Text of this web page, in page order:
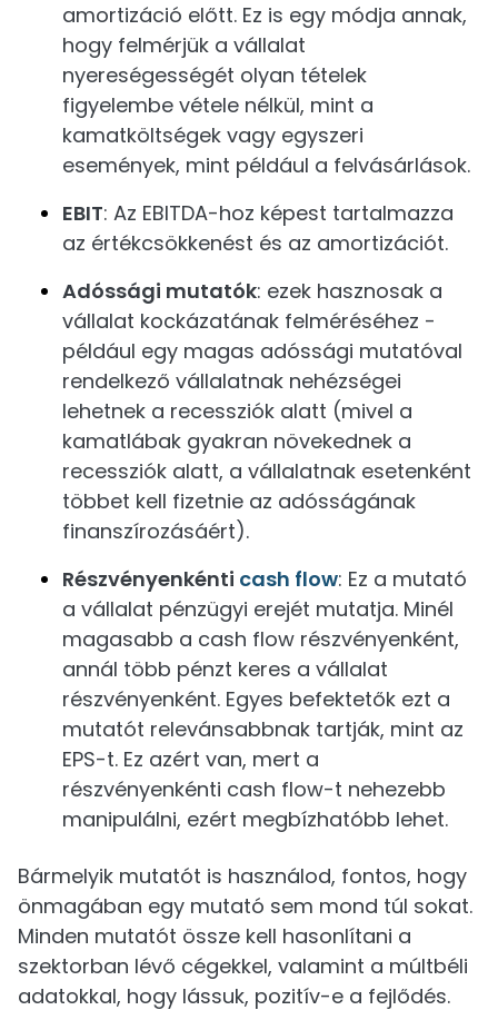
amortizáció előtt. Ez is egy módja annak,
hogy felmérjük a vállalat
nyereségességét olyan tételek
figyelembe vétele nélkül, mint a
kamatköltségek vagy egyszeri
események, mint például a felvásárlások.
EBIT: Az EBITDA-hoz képest tartalmazza
az értékcsökkenést és az amortizációt.
Adóssági mutatók: ezek hasznosak a
vállalat kockázatának felméréséhez -
például egy magas adóssági mutatóval
rendelkező vállalatnak nehézségei
lehetnek a recessziók alatt (mivel a
kamatlábak gyakran növekednek a
recessziók alatt, a vállalatnak esetenként
többet kell fizetnie az adósságának
finanszírozásáért).
Részvényenkénti cash flow: Ez a mutató
a vállalat pénzügyi erejét mutatja. Minél
magasabb a cash flow részvényenként,
annál több pénzt keres a vállalat
részvényenként. Egyes befektetők ezt a
mutatót relevánsabbnak tartják, mint az
EPS-t. Ez azért van, mert a
részvényenkénti cash flow-t nehezebb
manipulálni, ezért megbízhatóbb lehet.
Bármelyik mutatót is használod, fontos, hogy
önmagában egy mutató sem mond túl sokat.
Minden mutatót össze kell hasonlítani a
szektorban lévő cégekkel, valamint a múltbéli
adatokkal, hogy lássuk, pozitív-e a fejlődés.